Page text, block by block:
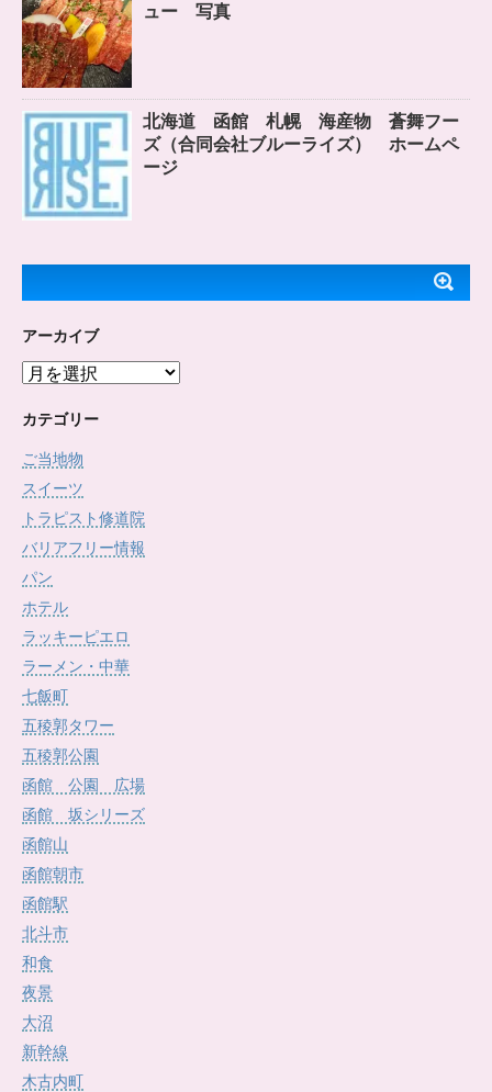
ュー 写真
北海道 函館 札幌 海産物 蒼舞フー
ズ（合同会社ブルーライズ） ホームペ
ージ
アーカイブ
ア
カ
ブ
カテゴリー
ご当地物
スイーツ
トラピスト修道院
バリアフリー情報
パン
ホテル
ラッキーピエロ
ラーメン・中華
七飯町
五稜郭タワー
五稜郭公園
函館 公園 広場
函館 坂シリーズ
函館山
函館朝市
函館駅
北斗市
和食
夜景
大沼
新幹線
木古内町